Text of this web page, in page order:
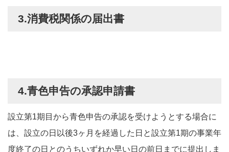
3.消費税関係の届出書
4.青色申告の承認申請書
設立第1期目から青色申告の承認を受けようとする場合に
は、設立の日以後3ヶ月を経過した日と設立第1期の事業年
度終了の日とのうちいずれか早い日の前日までに提出しま